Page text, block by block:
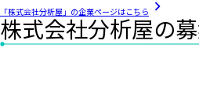
「株式会社分析屋」の企業ページはこちら
株式会社分析屋の